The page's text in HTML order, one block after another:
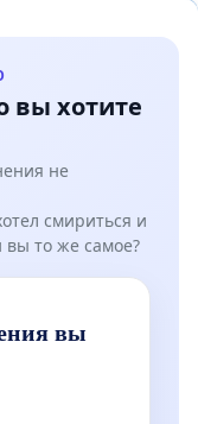
вы хотите
не
смириться и
то же самое?
вы